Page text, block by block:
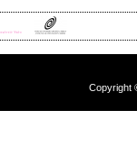
Copyright